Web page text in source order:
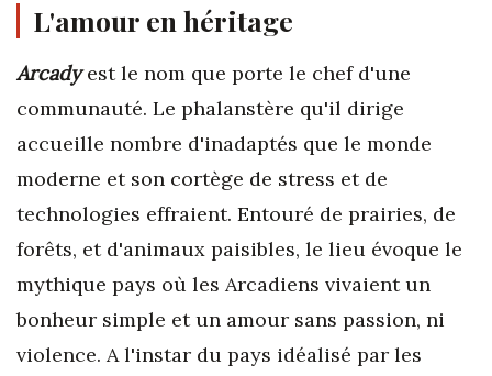
L'amour en héritage
Arcady est le nom que porte le chef d'une
communauté. Le phalanstère qu'il dirige
accueille nombre d'inadaptés que le monde
moderne et son cortège de stress et de
technologies effraient. Entouré de prairies, de
forêts, et d'animaux paisibles, le lieu évoque le
mythique pays où les Arcadiens vivaient un
bonheur simple et un amour sans passion, ni
violence. A l'instar du pays idéalisé par les